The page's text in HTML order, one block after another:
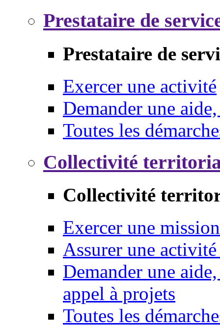
Prestataire de
Prestataire de
Exercer une activité
Demander une
Toutes les
Collectivité
Collectivité
Exercer une mission
Assurer une
Demander une
appel à projets
Toutes les